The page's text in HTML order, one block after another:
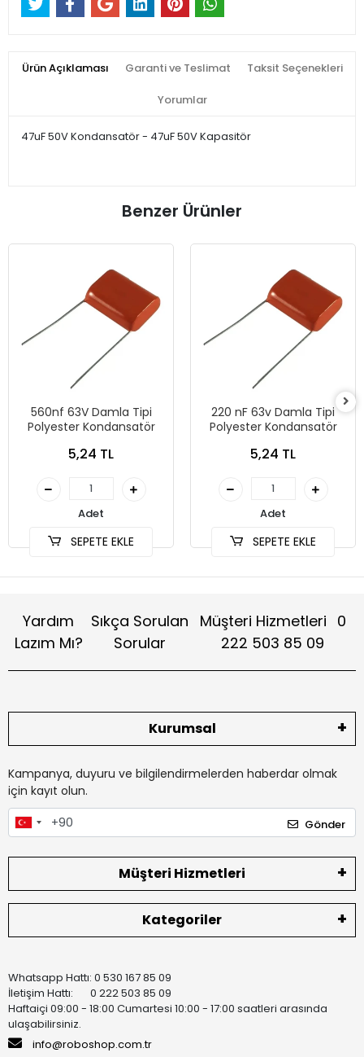
Ürün Açıklaması Garanti ve Teslimat Taksit Seçenekleri
Yorumlar
47uF 50V Kondansatör - 47uF 50V Kapasitör
Benzer Ürünler
560nf 63V Damla Tipi
Polyester Kondansatör
5,24 TL
Adet
SEPETE EKLE
220 nF 63v Damla Tipi
Polyester Kondansatör
5,24 TL
Adet
SEPETE EKLE
Yardım
Lazım Mı?
Sıkça Sorulan
Sorular
Müşteri Hizmetleri 0
222 503 85 09
Kurumsal
Kampanya, duyuru ve bilgilendirmelerden haberdar olmak
için kayıt olun.
Gönder
Müşteri Hizmetleri
Kategoriler
Whatsapp Hattı: 0 530 167 85 09
İletişim Hattı: 0 222 503 85 09
Haftaiçi 09:00 - 18:00 Cumartesi 10:00 - 17:00 saatleri arasında
ulaşabilirsiniz.
info@roboshop.com.tr